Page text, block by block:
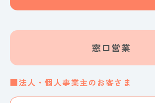
窓口営業
■法人・個人事業主のお客さま